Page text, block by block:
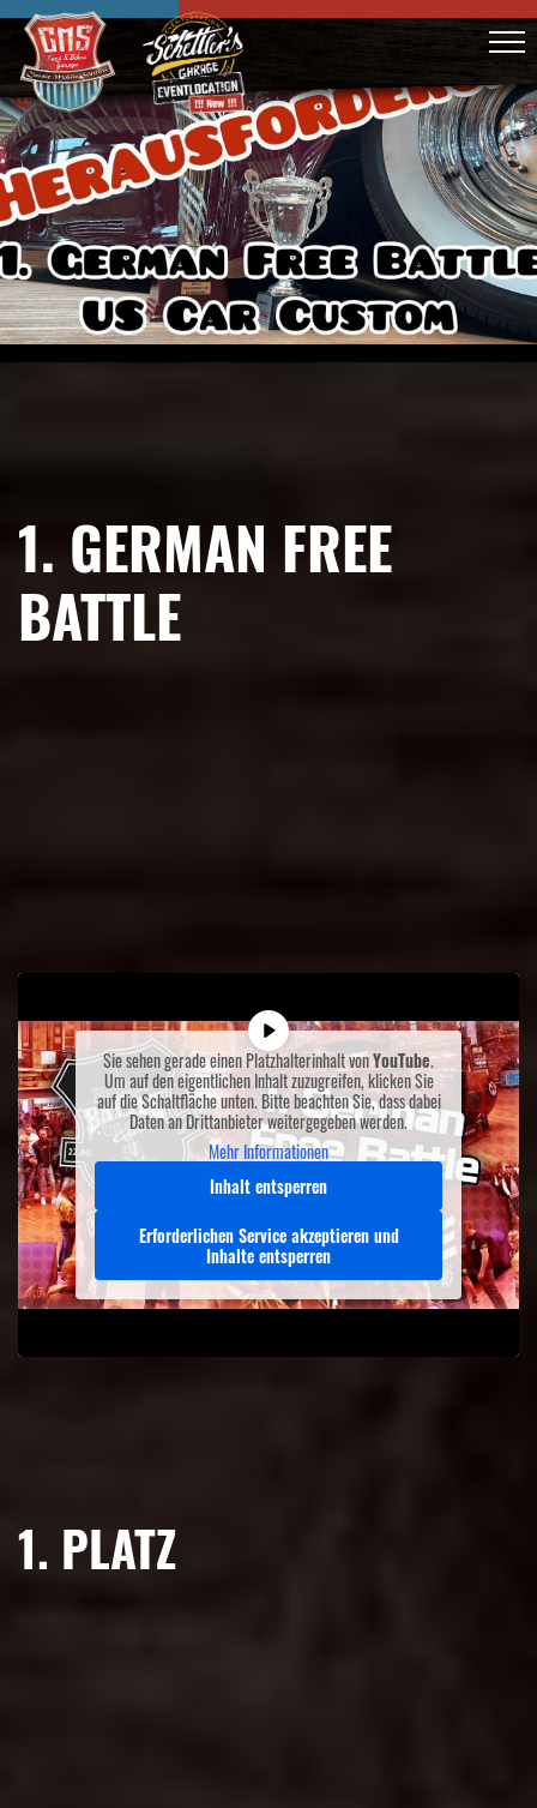
1. GERMAN FREE
BATTLE
Sie sehen gerade einen Platzhalterinhalt vonYouTube.
Um auf den eigentlichen Inhalt zuzugreifen, klicken Sie
auf die Schaltfläche unten. Bitte beachten Sie, dass dabei
Daten an Drittanbieter weitergegeben werden.
Mehr Informationen
Inhalt entsperren
Erforderlichen Service akzeptieren und
Inhalte entsperren
1. PLATZ